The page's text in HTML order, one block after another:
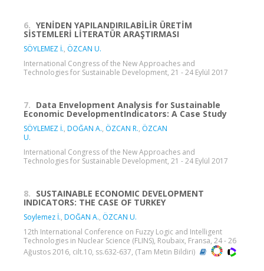
6. YENİDEN YAPILANDIRILABİLİR ÜRETİM
SİSTEMLERİ LİTERATÜR ARAŞTIRMASI
SÖYLEMEZ İ., ÖZCAN U.
International Congress of the New Approaches and
Technologies for Sustainable Development, 21 - 24 Eylül 2017
7. Data Envelopment Analysis for Sustainable
Economic DevelopmentIndicators: A Case Study
SÖYLEMEZ İ., DOĞAN A., ÖZCAN R., ÖZCAN
U.
International Congress of the New Approaches and
Technologies for Sustainable Development, 21 - 24 Eylül 2017
8. SUSTAINABLE ECONOMIC DEVELOPMENT
INDICATORS: THE CASE OF TURKEY
Soylemez İ., DOĞAN A., ÖZCAN U.
12th International Conference on Fuzzy Logic and Intelligent
Technologies in Nuclear Science (FLINS), Roubaix, Fransa, 24 - 26
Ağustos 2016, cilt.10, ss.632-637, (Tam Metin Bildiri)